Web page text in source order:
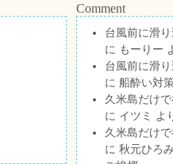
Comment
台風前に滑
に もーりー
台風前に滑
に 船酔い対
久米島だけ
に イツミ
よ
久米島だけ
に 秋元ひろ